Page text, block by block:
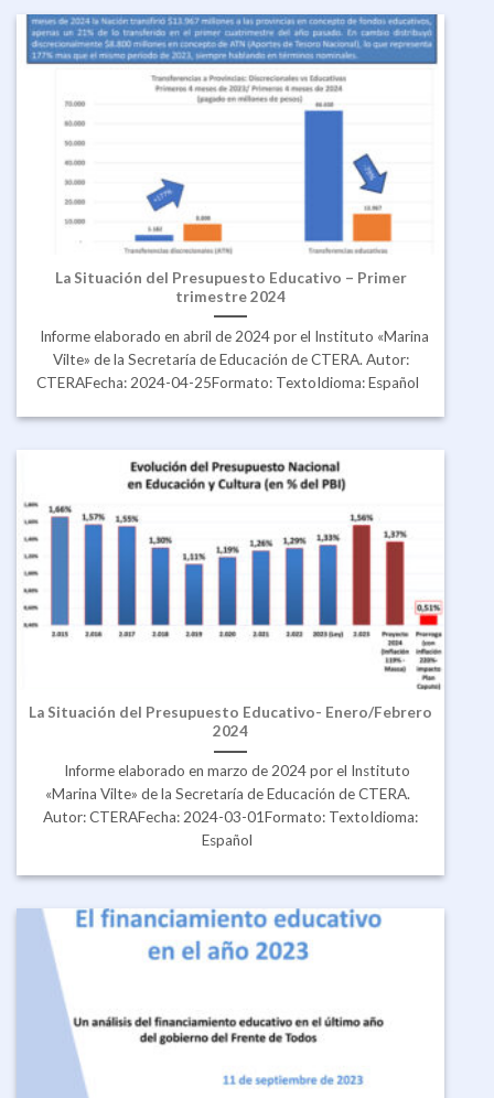
La Situación del Presupuesto Educativo – Primer
trimestre 2024
Informe elaborado en abril de 2024 por el Instituto «Marina
Vilte» de la Secretaría de Educación de CTERA. Autor:
CTERAFecha: 2024-04-25Formato: TextoIdioma: Español
La Situación del Presupuesto Educativo- Enero/Febrero
2024
Informe elaborado en marzo de 2024 por el Instituto
«Marina Vilte» de la Secretaría de Educación de CTERA.
Autor: CTERAFecha: 2024-03-01Formato: TextoIdioma:
Español